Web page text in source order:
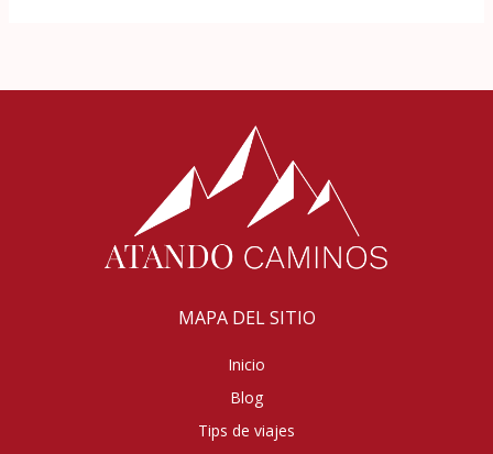
MAPA DEL SITIO
Inicio
Blog
Tips de viajes